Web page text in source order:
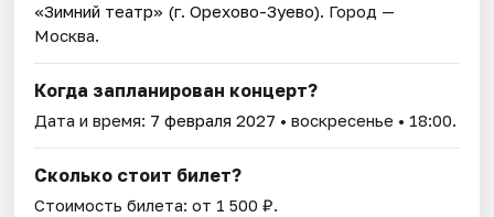
«Зимний театр» (г. Орехово-Зуево). Город —
Москва.
Когда запланирован концерт?
Дата и время: 7 февраля 2027 • воскресенье • 18:00.
Сколько стоит билет?
Стоимость билета: от 1 500 ₽.